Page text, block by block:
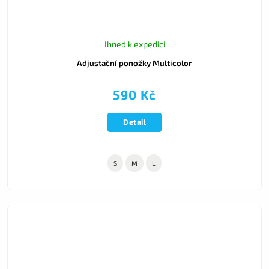
Adjustační ponožky Multicolor
Ihned k expedici
590 Kč
Detail
S M L